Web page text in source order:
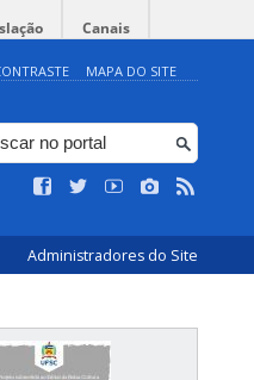
Canais
MAPA DO SITE
Administradores do Site